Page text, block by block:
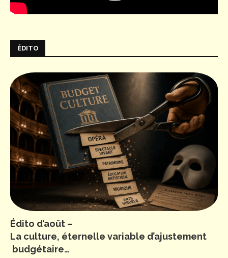
ÉDITO
Édito d’août –
La culture, éternelle variable d’ajustement
budgétaire…